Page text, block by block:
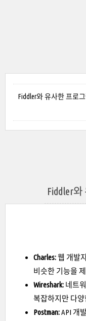
Fiddler와 유사한 프로
Fiddler
Charles:웹 개발
비슷한 기능을
Wireshark: 네트
복잡하지만 다
Postman:API 개